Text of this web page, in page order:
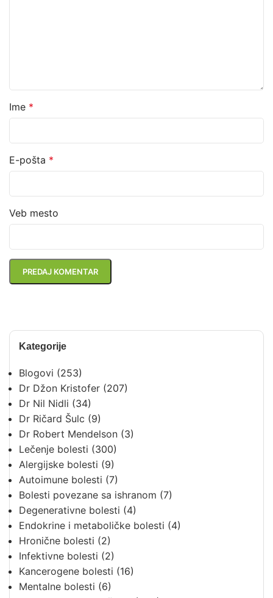
Kategorije
Blogovi (253)
Dr Džon Kristofer (207)
Dr Nil Nidli (34)
Dr Ričard Šulc (9)
Dr Robert Mendelson (3)
Lečenje bolesti (300)
Alergijske bolesti (9)
Autoimune bolesti (7)
Bolesti povezane sa ishranom (7)
Degenerativne bolesti (4)
Endokrine i metaboličke bolesti (4)
Hronične bolesti (2)
Infektivne bolesti (2)
Kancerogene bolesti (16)
Mentalne bolesti (6)
Ime *
E-pošta *
Veb mesto